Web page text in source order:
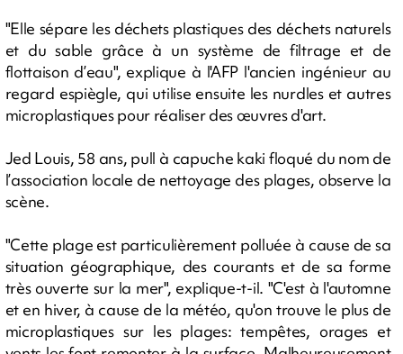
"Elle sépare les déchets plastiques des déchets naturels
et du sable grâce à un système de filtrage et de
flottaison d’eau", explique à l'AFP l'ancien ingénieur au
regard espiègle, qui utilise ensuite les nurdles et autres
microplastiques pour réaliser des œuvres d'art.
Jed Louis, 58 ans, pull à capuche kaki floqué du nom de
l’association locale de nettoyage des plages, observe la
scène.
"Cette plage est particulièrement polluée à cause de sa
situation géographique, des courants et de sa forme
très ouverte sur la mer", explique-t-il. "C'est à l'automne
et en hiver, à cause de la météo, qu'on trouve le plus de
microplastiques sur les plages: tempêtes, orages et